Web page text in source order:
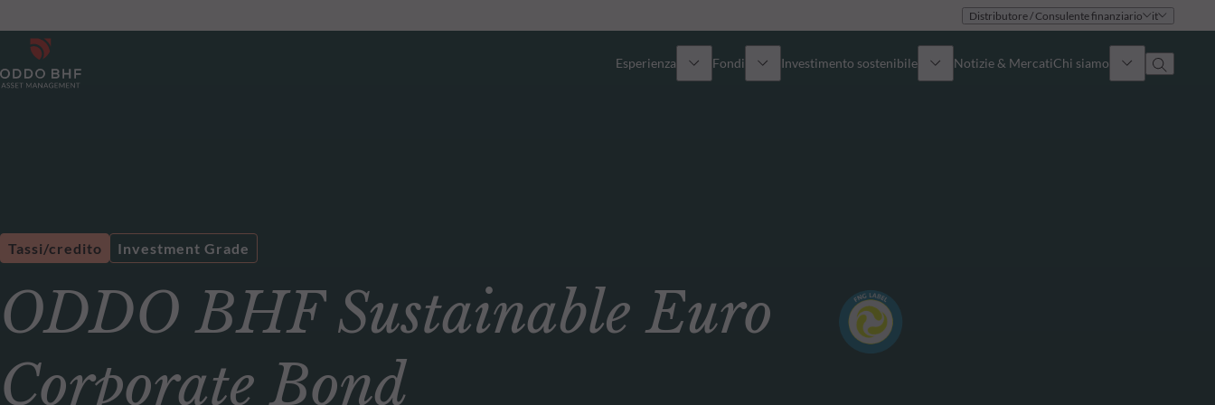
Distributore / Consulente finanziario it
Esperienza
Multi-Asset
Fondi Investimento sostenibile Notizie & MercatiChi siamo
ODDO BHF Sustainable Euro
Corporate Bond
Tassi/credito Investment Grade